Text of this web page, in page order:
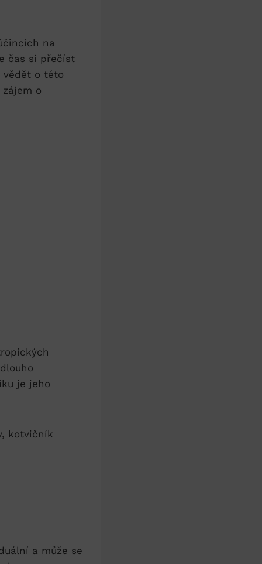
na
čas si přečíst
vědět o této
o
je jeho
kotvičník
a může se